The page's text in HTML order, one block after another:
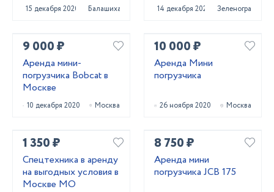
15 декабря 2020 Балашиха 14 декабря 2020 Зеленоград
9 000 ₽
Аренда мини-
погрузчика Bobcat в
Москве
10 декабря 2020 Москва
10 000 ₽
Аренда Мини
погрузчика
26 ноября 2020 Москва
1 350 ₽
Спецтехника в аренду
на выгодных условия в
Москве МО
8 750 ₽
Аренда мини
погрузчика JCB 175